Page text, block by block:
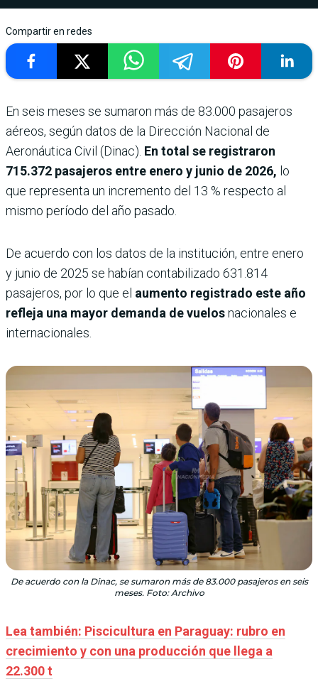
Compartir en redes
En seis meses se sumaron más de 83.000 pasajeros
aéreos, según datos de la Dirección Nacional de
Aeronáutica Civil (Dinac). En total se registraron
715.372 pasajeros entre enero y junio de 2026, lo
que representa un incremento del 13 % respecto al
mismo período del año pasado.
De acuerdo con los datos de la institución, entre enero
y junio de 2025 se habían contabilizado 631.814
pasajeros, por lo que el aumento registrado este año
refleja una mayor demanda de vuelosnacionales e
internacionales.
De acuerdo con la Dinac, se sumaron más de 83.000 pasajeros en seis
meses. Foto: Archivo
Lea también: Piscicultura en Paraguay: rubro en
crecimiento y con una producción que llega a
22.300 t